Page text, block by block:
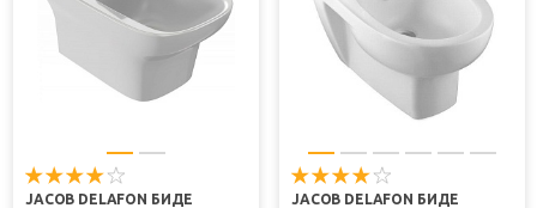
JACOB DELAFON БИДЕ
JACOB DELAFON БИДЕ